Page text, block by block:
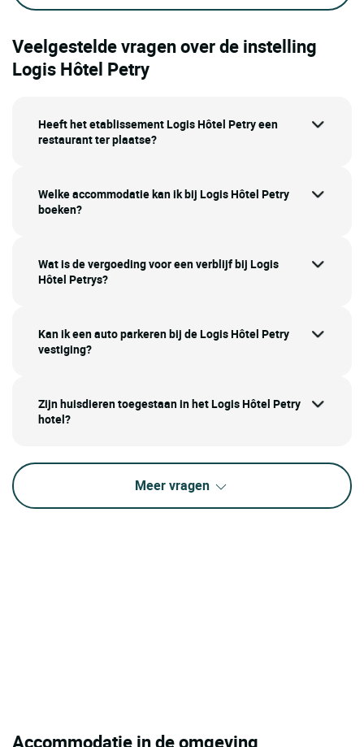
Veelgestelde vragen over de instelling
Logis Hôtel Petry
Heeft het etablissement Logis Hôtel Petry een
restaurant ter plaatse?
Welke accommodatie kan ik bij Logis Hôtel Petry
boeken?
Wat is de vergoeding voor een verblijf bij Logis
Hôtel Petrys?
Kan ik een auto parkeren bij de Logis Hôtel Petry
vestiging?
Zijn huisdieren toegestaan in het Logis Hôtel Petry
hotel?
Meer vragen
Accommodatie in de omgeving